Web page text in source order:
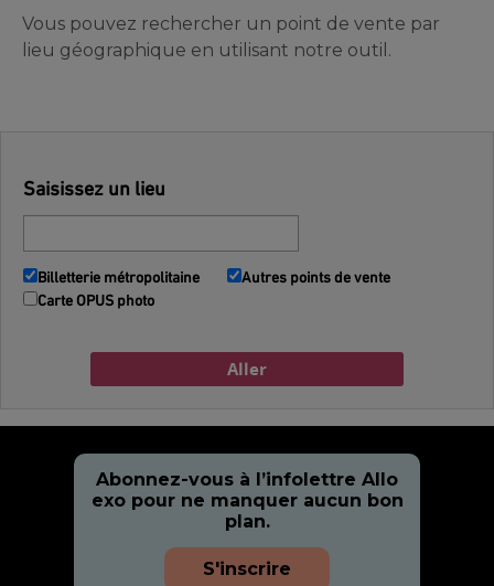
Vous pouvez rechercher un point de vente par
lieu géographique en utilisant notre outil.
Saisissez un lieu
Billetterie métropolitaine
Autres points de vente
Carte OPUS photo
Lancer
la
Aller
Abonnez-vous à l’infolettre Allo
exo pour ne manquer aucun bon
plan.
S'inscrire